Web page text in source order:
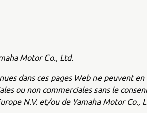
Motor Co., Ltd.
dans ces pages Web ne peuvent en
ou non commerciales sans le
N.V. et/ou de Yamaha Motor Co.,